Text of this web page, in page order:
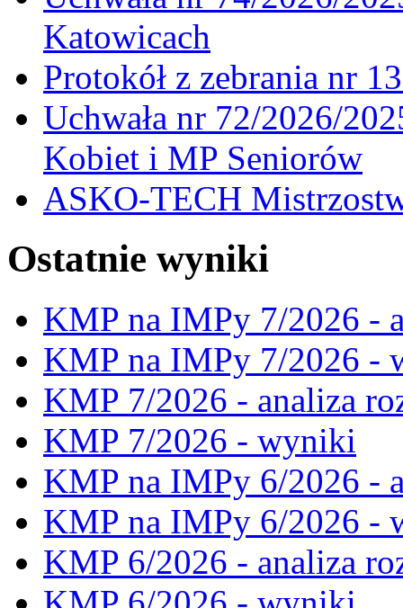
Katowicach
Protokół z zebrania nr
Uchwała nr 72/2026/
Kobiet i MP Seniorów
ASKO-TECH
Ostatnie wyniki
KMP na IMPy 7/2026 -
KMP na IMPy 7/2026 -
KMP 7/2026 - analiza
KMP 7/2026 - wyniki
KMP na IMPy 6/2026 -
KMP na IMPy 6/2026 -
KMP 6/2026 - analiza